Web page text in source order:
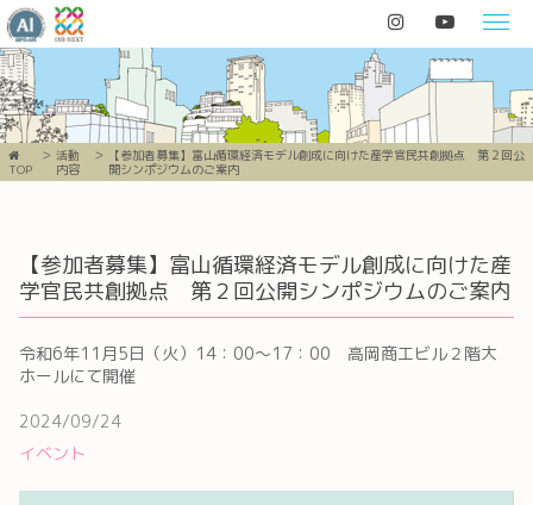
TOP
活動
内容
【参加者募集】富山循環経済モデル創成に向けた産学官民共創拠点 第２回公
開シンポジウムのご案内
【参加者募集】富山循環経済モデル創成に向けた産
学官民共創拠点 第２回公開シンポジウムのご案内
令和6年11月5日（火）14：00～17：00 高岡商工ビル２階大
ホールにて開催
2024/09/24
イベント